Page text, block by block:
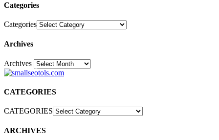
Categories
Categories
Archives
Archives30
CATEGORIES
CATEGORIES
ARCHIVES